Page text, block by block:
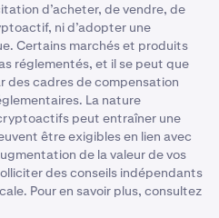
d’acheter, de vendre, de
ni d’adopter une
Certains marchés et produits
réglementés, et il se peut que
des cadres de compensation
La nature
peut entraîner une
être exigibles en lien avec
de la valeur de vos
des conseils indépendants
Pour en savoir plus, consultez